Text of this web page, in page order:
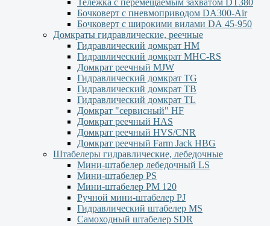
Тележка с перемещаемым захватом DT380
Бочковерт с пневмоприводом DA300-Air
Бочковерт с широкими вилами DА 45-950
Домкраты гидравлические, реечные
Гидравлический домкрат НМ
Гидравлический домкрат MHC-RS
Домкрат реечный MJW
Гидравлический домкрат TG
Гидравлический домкрат ТВ
Гидравлический домкрат TL
Домкрат "сервисный" НF
Домкрат реечный HAS
Домкрат реечный HVS/CNR
Домкрат реечный Farm Jack HBG
Штабелеры гидравлические, лебедочные
Мини-штабелер лебедочный LS
Мини-штабелер PS
Мини-штабелер РМ 120
Ручной мини-штабелер PJ
Гидравлический штабелер MS
Самоходный штабелер SDR